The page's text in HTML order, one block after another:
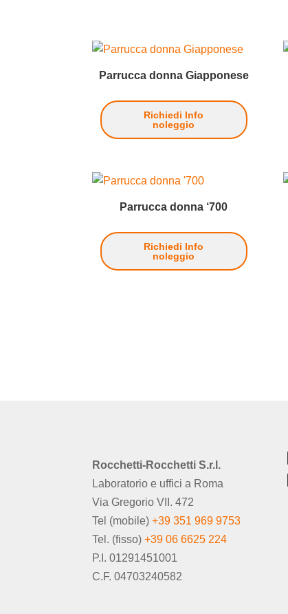
Parrucca donna Giapponese
Richiedi Info
noleggio
Parrucca donna ‘700
Richiedi Info
noleggio
Rocchetti-Rocchetti S.r.l.
Laboratorio e uffici a Roma
Via Gregorio VII. 472
Tel (mobile)+39 351 969 9753
Tel. (fisso)+39 06 6625 224
P.I. 01291451001
C.F. 04703240582